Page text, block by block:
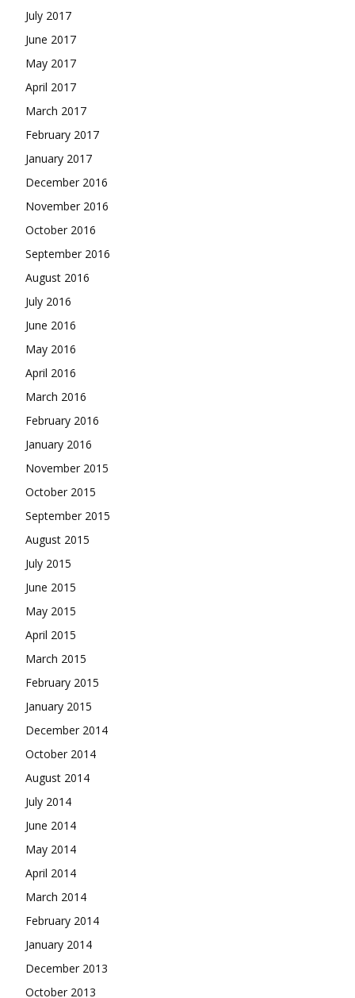
July 2017
June 2017
May 2017
April 2017
March 2017
February 2017
January 2017
December 2016
November 2016
October 2016
September 2016
August 2016
July 2016
June 2016
May 2016
April 2016
March 2016
February 2016
January 2016
November 2015
October 2015
September 2015
August 2015
July 2015
June 2015
May 2015
April 2015
March 2015
February 2015
January 2015
December 2014
October 2014
August 2014
July 2014
June 2014
May 2014
April 2014
March 2014
February 2014
January 2014
December 2013
October 2013